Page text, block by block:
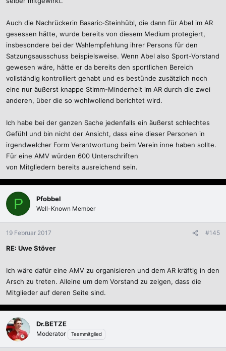
Auch die Nachrückerin Basaric-Steinhübl, die dann für Abel im AR
gesessen hätte, wurde bereits von diesem Medium protegiert,
insbesondere bei der Wahlempfehlung ihrer Persons für den
Satzungsausschuss beispielsweise. Wenn Abel also Sport-Vorstand
gewesen wäre, hätte er da bereits den sportlichen Bereich
vollständig kontrolliert gehabt und es bestünde zusätzlich noch
eine nur äußerst knappe Stimm-Minderheit im AR durch die zwei
anderen, über die so wohlwollend berichtet wird.
Ich habe bei der ganzen Sache jedenfalls ein äußerst schlechtes
Gefühl und bin nicht der Ansicht, dass eine dieser Personen in
irgendwelcher Form Verantwortung beim Verein inne haben sollte.
Für eine AMV würden 600 Unterschriften
von Mitgliedern bereits ausreichend sein.
P Pfobbel
Well-Known Member
19 Februar 2017 #145
RE: Uwe Stöver
Ich wäre dafür eine AMV zu organisieren und dem AR kräftig in den
Arsch zu treten. Alleine um dem Vorstand zu zeigen, dass die
Mitglieder auf deren Seite sind.
Dr.BETZE
Moderator Teammitglied